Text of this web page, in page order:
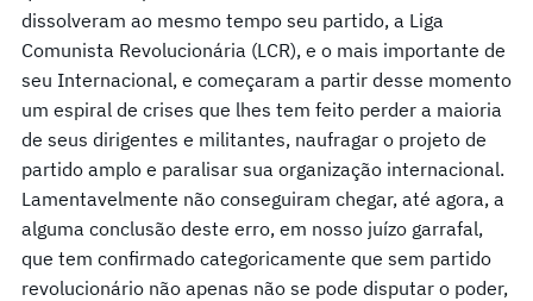
dissolveram ao mesmo tempo seu partido, a Liga
Comunista Revolucionária (LCR), e o mais importante de
seu Internacional, e começaram a partir desse momento
um espiral de crises que lhes tem feito perder a maioria
de seus dirigentes e militantes, naufragar o projeto de
partido amplo e paralisar sua organização internacional.
Lamentavelmente não conseguiram chegar, até agora, a
alguma conclusão deste erro, em nosso juízo garrafal,
que tem confirmado categoricamente que sem partido
revolucionário não apenas não se pode disputar o poder,